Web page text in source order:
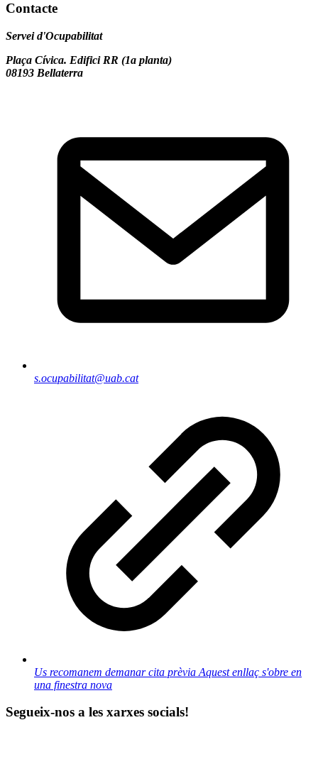
Contacte
Servei d'Ocupabilitat
Plaça Cívica. Edifici RR (1a planta)
08193 Bellaterra
s.ocupabilitat@uab.cat
Us recomanem demanar cita prèvia Aquest enllaç s'obre en
una finestra nova
Segueix-nos a les xarxes socials!